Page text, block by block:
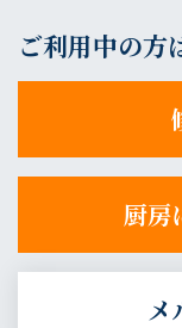
ご利用中の方
厨房
メ